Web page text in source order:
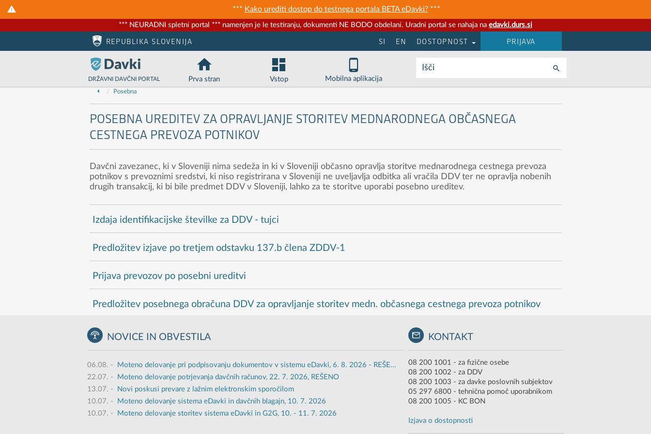
*** Kako urediti dostop do testnega portala BETA eDavki?***
*** NEURADNI spletni portal *** namenjen je le testiranju, dokumenti NE BODO obdelani. Uradni portal se nahaja na edavki.durs.si
Nadaljuj na vsebino zaprtega portala
REPUBLIKA SLOVENIJA SI EN DOSTOPNOST PRIJAVA
DRŽAVNI DAVČNI PORTAL Prva stran Vstop Mobilna aplikacija
Išči
Posebna
POSEBNA UREDITEV ZA OPRAVLJANJE STORITEV MEDNARODNEGA OBČASNEGA
CESTNEGA PREVOZA POTNIKOV
Davčni zavezanec, ki v Sloveniji nima sedeža in ki v Sloveniji občasno opravlja storitve mednarodnega cestnega prevoza
potnikov s prevoznimi sredstvi, ki niso registrirana v Sloveniji ne uveljavlja odbitka ali vračila DDV ter ne opravlja nobenih
drugih transakcij, ki bi bile predmet DDV v Sloveniji, lahko za te storitve uporabi posebno ureditev.
Izdaja identifikacijske številke za DDV - tujci
Predložitev izjave po tretjem odstavku 137.b člena ZDDV-1
Prijava prevozov po posebni ureditvi
Predložitev posebnega obračuna DDV za opravljanje storitev medn. občasnega cestnega prevoza potnikov
NOVICE IN OBVESTILA
06.08. -
Moteno delovanje pri podpisovanju dokumentov v sistemu eDavki, 6. 8. 2026 - REŠE...
22.07. -
Moteno delovanje potrjevanja davčnih računov, 22. 7. 2026, REŠENO
13.07. -
Novi poskusi prevare z lažnim elektronskim sporočilom
10.07. -
Moteno delovanje sistema eDavki in davčnih blagajn, 10. 7. 2026
10.07. - Moteno delovanje storitev sistema eDavki in G2G, 10. - 11. 7. 2026
KONTAKT
08 200 1001 - za fizične osebe
08 200 1002 - za DDV
08 200 1003 - za davke poslovnih subjektov
05 297 6800 - tehnična pomoč uporabnikom
08 200 1005 - KC BON
Izjava o dostopnosti